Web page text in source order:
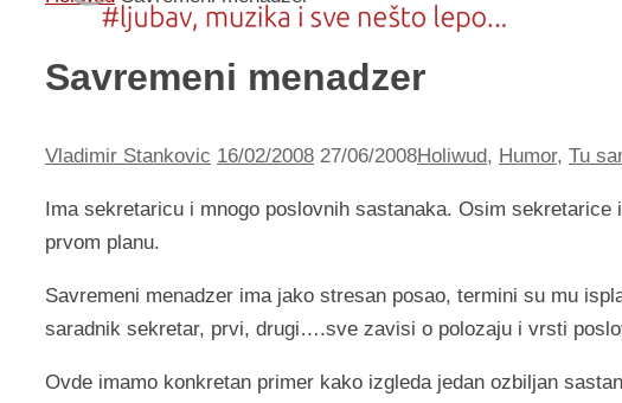
Savremeni menadzer
Vladimir Stankovic 16/02/2008 27/06/2008Holiwud, Humor, Tu
Ima sekretaricu i mnogo poslovnih sastanaka. Osim
prvom planu.
Savremeni menadzer ima jako stresan posao, termini su mu
saradnik sekretar, prvi, drugi….sve zavisi o polozaju i vrsti
Ovde imamo konkretan primer kako izgleda jedan ozbiljan